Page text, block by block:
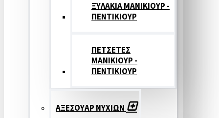
ΞΥΛΑΚΙΑ ΜΑΝΙΚΙΟΥΡ -
ΠΕΝΤΙΚΙΟΥΡ
ΠΕΤΣΕΤΕΣ
ΜΑΝΙΚΙΟΥΡ -
ΠΕΝΤΙΚΙΟΥΡ
ΑΞΕΣΟΥΑΡ ΝΥΧΙΩΝ